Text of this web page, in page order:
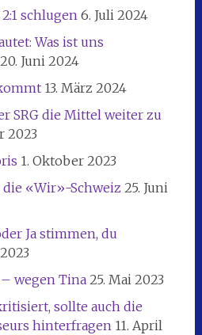
schlugen 6. Juli 2024
Was ist uns
20. Juni 2024
13. März 2024
SRG die Mittel weiter zu
2023
1. Oktober 2023
«Wir»-Schweiz 25. Juni
Ja stimmen, du
wegen Tina 25. Mai 2023
sollte auch die
hinterfragen 11. April